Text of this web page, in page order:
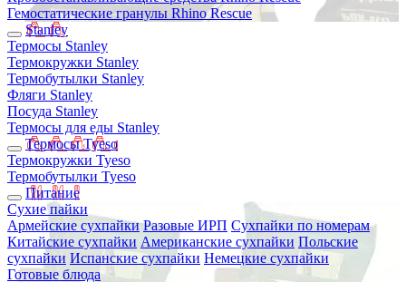
Гемостатические гранулы Rhino Rescue
Stanley
Термосы Stanley
Термокружки Stanley
Термобутылки Stanley
Фляги Stanley
Посуда Stanley
Термосы для еды Stanley
Термосы Tyeso
Термокружки Tyeso
Термобутылки Tyeso
Питание
Сухие пайки
Армейские сухпайки Разовые ИРП Сухпайки по номерам
Китайские сухпайки Американские сухпайки Польские
сухпайки Испанские сухпайки Немецкие сухпайки
Готовые блюда